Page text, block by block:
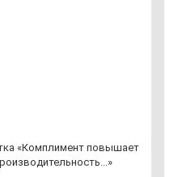
«Ком­пли­мент по­вы­ша­ет